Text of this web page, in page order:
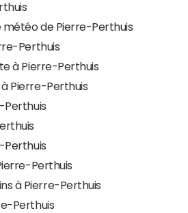
météo de Pierre-Perthuis
Perthuis
à Pierre-Perthuis
Pierre-Perthuis
Perthuis
Perthuis
Perthuis
à Pierre-Perthuis
Perthuis